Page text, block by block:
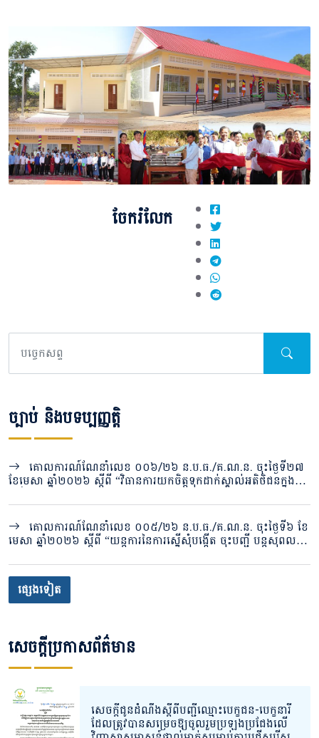
ចែករំលែក
ច្បាប់ និងបទប្បញ្ញត្តិ
ខែមេសា ឆ្នាំ២០២៦ ស្តីពី “វិធានការយកចិត្តទុកដាក់ស្គាល់អតិថិជនក្នុង
វិស័យបរធនបាលកិច្ច”
មេសា ឆ្នាំ២០២៦ ស្តីពី “យន្តការនៃការស្នើសុំបង្កើត ចុះបញ្ជី បន្តសុពល
ភាពវិញ្ញាបនបត្រ ផ្លាស់ប្តូរ និងបញ្ចប់បរធនបាលកិច្ចសេវារក្សាសុវត្ថិភាព ឬ
សេវារក្សាទុក តាមប្រព័ន្ធចុះបញ្ជីបរធនបាលកិច្ចរបស់និយ័តករបរធនបាល
កិច្ច”ផ្សេងទៀត
សេចក្តីប្រកាសព័ត៌មាន
សេចក្ដីជូនដំណឹងស្ដីពីបញ្ជីឈ្មោះបេក្ខជន-បេក្ខនារី
ដែលត្រូវបានសម្រេចឱ្យចូលរួមប្រឡងប្រជែងលើ